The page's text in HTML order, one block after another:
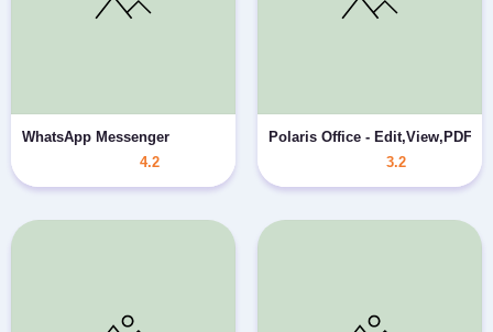
WhatsApp Messenger
4.2
Polaris Office - Edit,View,PDF
3.2